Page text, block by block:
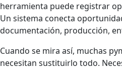
herramienta puede registrar
Un sistema conecta
documentación, producción,
Cuando se mira así, muchas
necesitan sustituirlo todo.